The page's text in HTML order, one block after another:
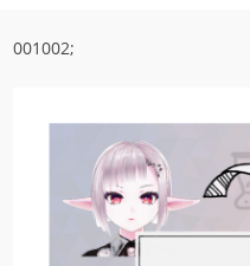
001002;